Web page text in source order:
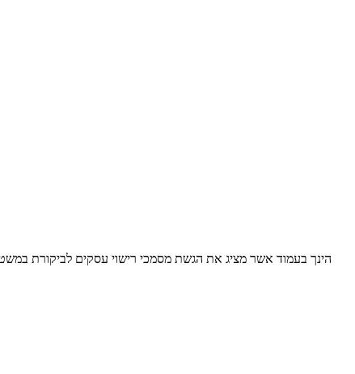
הינך בעמוד אשר מציג את הגשת מסמכי רישוי עסקים לביקורת